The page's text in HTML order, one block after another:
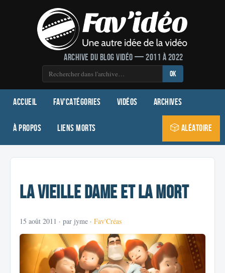
Archive du blog vidéo — 2011 à 2022
OK
Accueil Fav'Catégories Vidéos Archives
À propos Liens morts 🎲 Aléatoire
La vieille dame et la mort
15 août 2011 · par jyme · Fav'Créas